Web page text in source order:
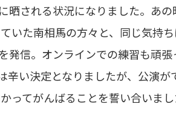
晒される状況になりました。あ
いた南相馬の方々と、同じ気持
発信。オンラインでの練習も頑
辛い決定となりましたが、公演
ってがんばることを誓い合いま